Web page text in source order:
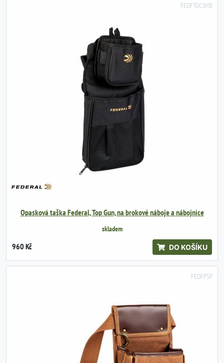
FEDFTGCSHB
Opasková taška Federal, Top Gun, na brokové náboje a nábojnice
skladem
960 Kč DO KOŠÍKU
FEDFPSP